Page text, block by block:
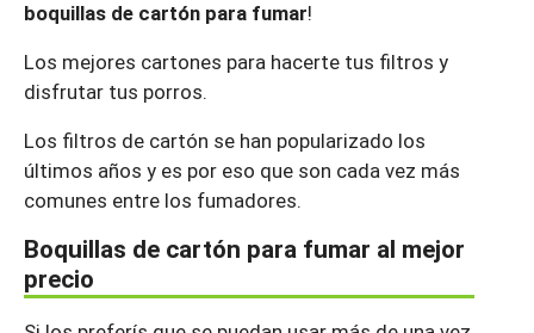
boquillas de cartón para fumar!
Los mejores cartones para hacerte tus filtros y
disfrutar tus porros.
Los filtros de cartón se han popularizado los
últimos años y es por eso que son cada vez más
comunes entre los fumadores.
Boquillas de cartón para fumar al mejor
precio